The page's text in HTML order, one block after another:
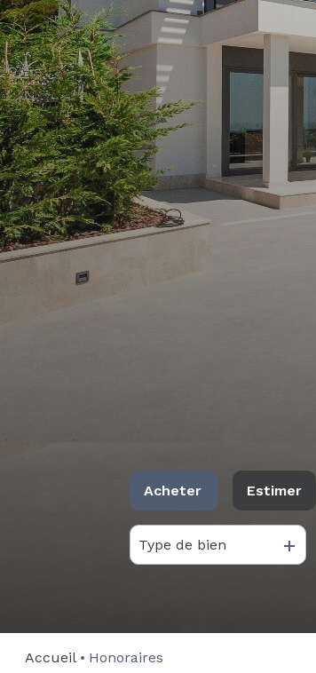
ALERTE
E-MAIL
CONTACT
Acheter
De l'ancien
Estimer
Type de bien
Accueil Honoraires